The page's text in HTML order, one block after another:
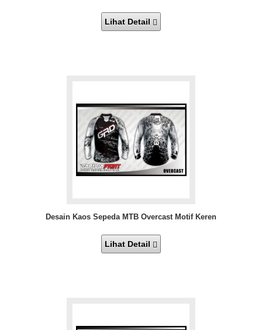
Lihat Detail
Desain Kaos Sepeda MTB Overcast Motif Keren
Lihat Detail